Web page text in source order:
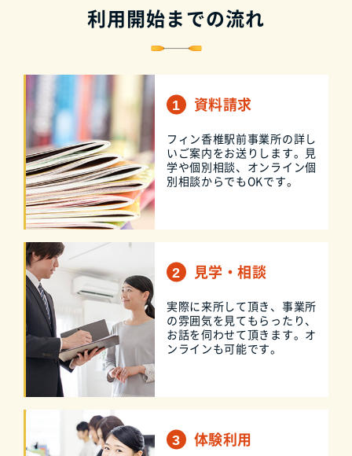
利用開始までの流れ
資料請求
フィン香椎駅前事業所の詳し
いご案内をお送りします。見
学や個別相談、オンライン個
別相談からでもOKです。
見学・相談
実際に来所して頂き、事業所
の雰囲気を見てもらったり、
お話を伺わせて頂きます。オ
ンラインも可能です。
体験利用